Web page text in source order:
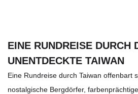
EINE RUNDREISE DURCH
UNENTDECKTE TAIWAN
Eine Rundreise durch Taiwan offenbart
nostalgische Bergdörfer,